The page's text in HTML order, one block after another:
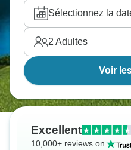
grand nombre de départs.
Sélectionnez la
2 Adultes
Voir
Excellent
10,000+ reviews on